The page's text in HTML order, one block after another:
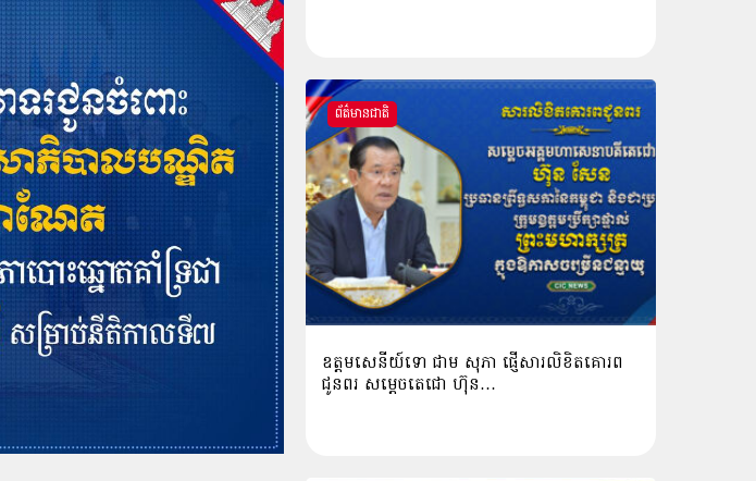
ព័ត៌មានជាតិ
ឧត្តមសេនីយ៍ទោ ជាម សុភា ផ្ញើសារលិខិតគោរព
ជូនពរ សម្ដេចតេជោ ហ៊ុន…